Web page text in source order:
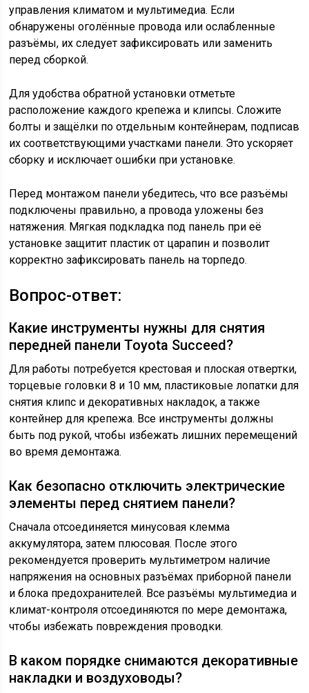
управления климатом и мультимедиа. Если
обнаружены оголённые провода или ослабленные
разъёмы, их следует зафиксировать или заменить
перед сборкой.
Для удобства обратной установки отметьте
расположение каждого крепежа и клипсы. Сложите
болты и защёлки по отдельным контейнерам, подписав
их соответствующими участками панели. Это ускоряет
сборку и исключает ошибки при установке.
Перед монтажом панели убедитесь, что все разъёмы
подключены правильно, а провода уложены без
натяжения. Мягкая подкладка под панель при её
установке защитит пластик от царапин и позволит
корректно зафиксировать панель на торпедо.
Вопрос-ответ:
Какие инструменты нужны для снятия
передней панели Toyota Succeed?
Для работы потребуется крестовая и плоская отвертки,
торцевые головки 8 и 10 мм, пластиковые лопатки для
снятия клипс и декоративных накладок, а также
контейнер для крепежа. Все инструменты должны
быть под рукой, чтобы избежать лишних перемещений
во время демонтажа.
Как безопасно отключить электрические
элементы перед снятием панели?
Сначала отсоединяется минусовая клемма
аккумулятора, затем плюсовая. После этого
рекомендуется проверить мультиметром наличие
напряжения на основных разъёмах приборной панели
и блока предохранителей. Все разъёмы мультимедиа и
климат-контроля отсоединяются по мере демонтажа,
чтобы избежать повреждения проводки.
В каком порядке снимаются декоративные
накладки и воздуховоды?